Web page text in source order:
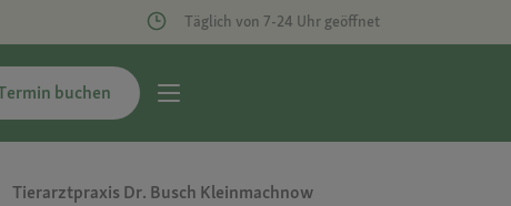
Täglich von 7-24 Uhr geöffnet
buchen
Tierarztpraxis Dr. Busch Kleinmachnow